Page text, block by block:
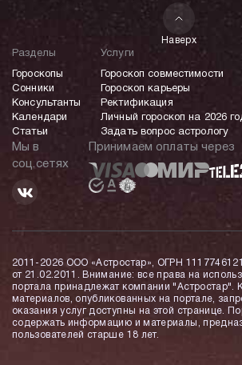
Наверх
Разделы
Гороскопы
Сонники
Консультанты
Календари
Статьи
Услуги
Гороскоп совместимости
Гороскоп карьеры
Ректификация
Личный гороскоп на 2026
Задать вопрос астрологу
Мы в
соц.сетях
Принимаем оплаты через
2011-2026 ООО «Астростар», ОГРН
от 21.02.2011. Внимание: все права на
портала принадлежат компании "Астростар".
материалов, опубликованных на портале,
оказания услуг доступны на этой странице.
содержать информацию и материалы,
пользователей старше 18 лет.